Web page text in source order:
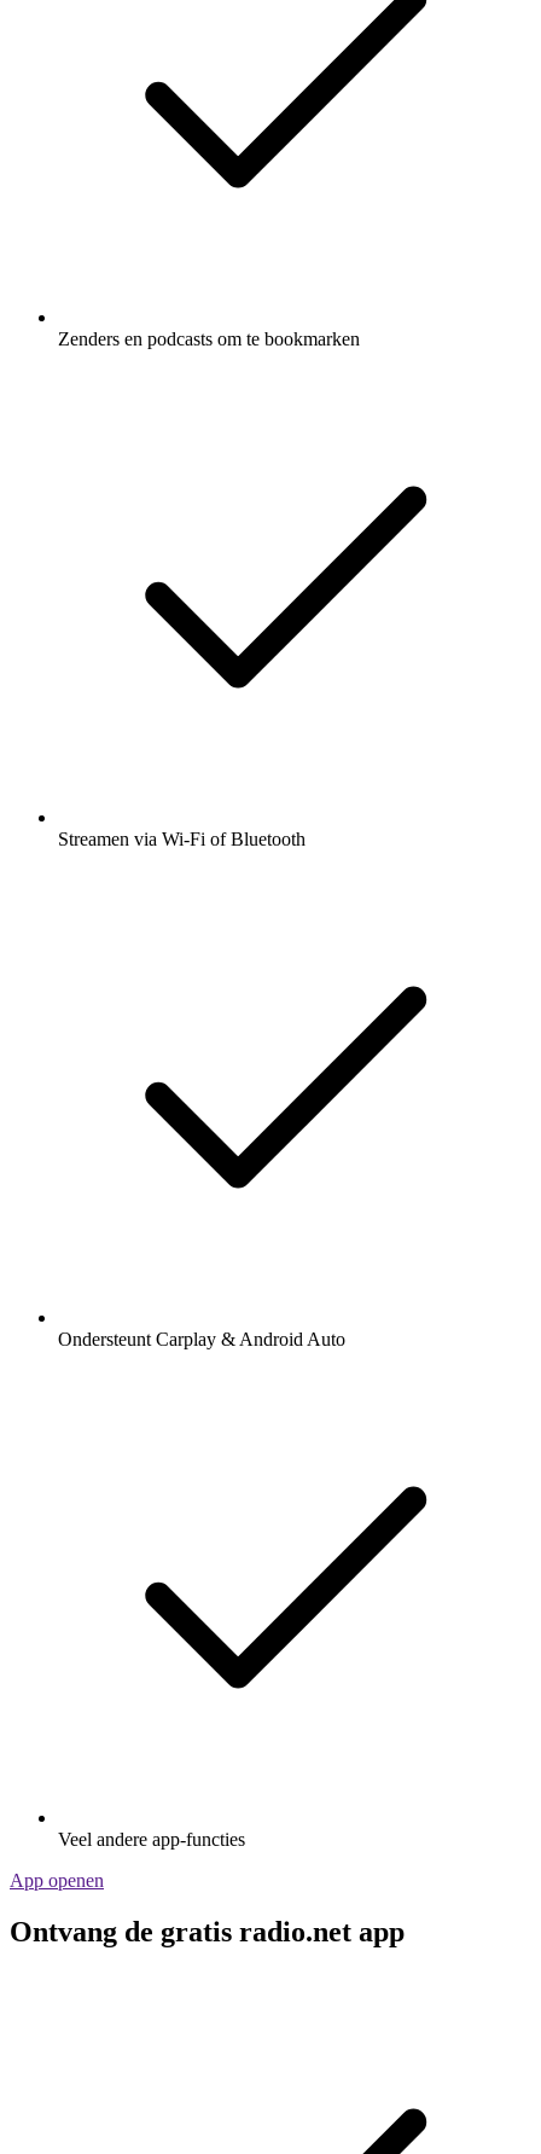
Zenders en podcasts om te bookmarken
Streamen via Wi-Fi of Bluetooth
Ondersteunt Carplay & Android Auto
Veel andere app-functies
App openen
Ontvang de gratis radio.net app